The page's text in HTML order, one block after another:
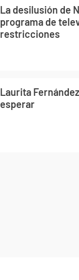
La desilusión de
programa de
restricciones
Laurita
esperar